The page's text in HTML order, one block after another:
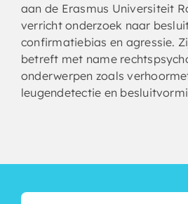
aan de Erasmus Universiteit
verricht onderzoek naar
confirmatiebias en agressie.
betreft met name
onderwerpen zoals
leugendetectie en